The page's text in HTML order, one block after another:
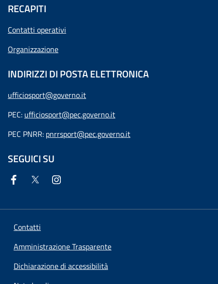
RECAPITI
Contatti operativi
Organizzazione
INDIRIZZI DI POSTA ELETTRONICA
ufficiosport@governo.it
PEC: ufficiosport@pec.governo.it
PEC PNRR: pnrrsport@pec.governo.it
SEGUICI SU
Contatti
Amministrazione Trasparente
Dichiarazione di accessibilità